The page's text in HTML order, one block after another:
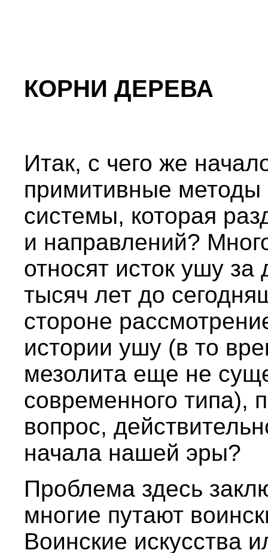
КОРНИ ДЕРЕВА
Итак, с чего же
примитивные методы
системы, которая
и направлений?
относят исток ушу за
тысяч лет до
стороне
истории ушу (в то
мезолита еще не
современного типа),
вопрос,
начала нашей эры?
Проблема здесь
многие путают
Воинские искусства